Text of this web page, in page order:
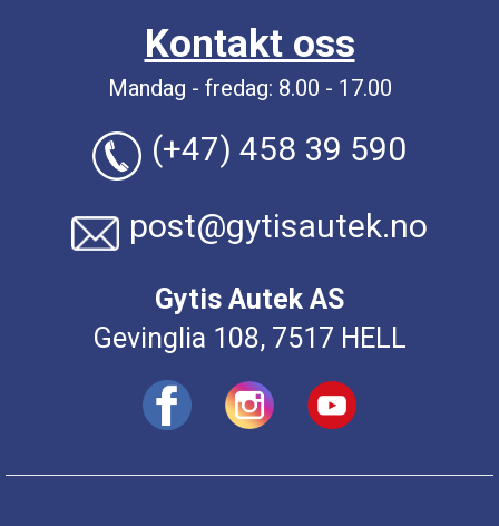
Kontakt oss
Mandag - fredag: 8.00 - 17.00
(+47) 458 39 590
post@gytisautek.no
Gytis Autek AS
Gevinglia 108, 7517 HELL